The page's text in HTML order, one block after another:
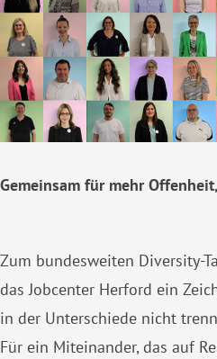
Gemeinsam für mehr
Zum bundesweiten Diversity-
das Jobcenter Herford ein
in der Unterschiede nicht
Für ein Miteinander, das auf